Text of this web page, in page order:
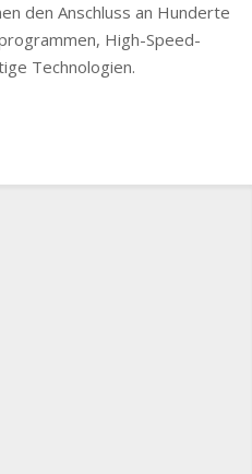
den Anschluss an Hunderte
High-Speed-
Technologien.